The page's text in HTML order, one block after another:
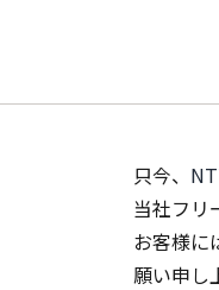
只今、
当社フリ
お客様に
願い申し